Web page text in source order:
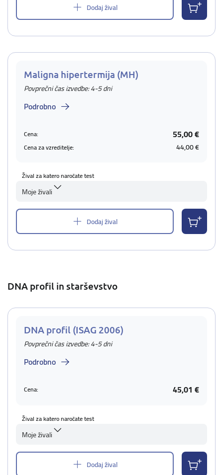
Dodaj žival
Maligna hipertermija (MH)
Povprečni čas izvedbe: 4-5 dni
Podrobno
Cena: 55,00 €
Cena za vzreditelje: 44,00 €
Žival za katero naročate test
Moje živali
Dodaj žival
DNA profil in starševstvo
DNA profil (ISAG 2006)
Povprečni čas izvedbe: 4-5 dni
Podrobno
Cena: 45,01 €
Žival za katero naročate test
Moje živali
Dodaj žival